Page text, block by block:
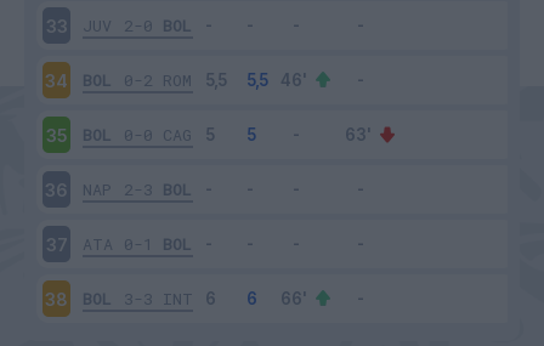
33 JUV 2-0 BOL
34 BOL 0-2 ROM
35 BOL 0-0 CAG
36 NAP 2-3 BOL
37 ATA 0-1 BOL
38 BOL 3-3 INT